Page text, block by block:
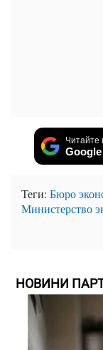
Читайте
Теги: Бюро
Министерство
НОВИНИ